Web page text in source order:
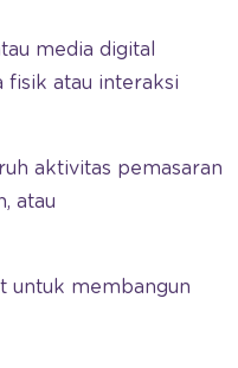
media digital
fisik atau interaksi
aktivitas pemasaran
atau
untuk membangun